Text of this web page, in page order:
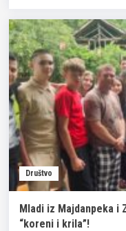
Društvo
Mladi iz Majdanpeka
“koreni i krila”!